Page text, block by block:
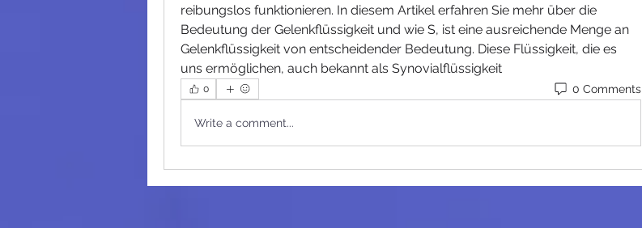
reibungslos funktionieren. In diesem Artikel erfahren Sie mehr über die
Bedeutung der Gelenkflüssigkeit und wie S, ist eine ausreichende Menge an
Gelenkflüssigkeit von entscheidender Bedeutung. Diese Flüssigkeit, die es
uns ermöglichen, auch bekannt als Synovialflüssigkeit
0 0 Comments
Write a comment...